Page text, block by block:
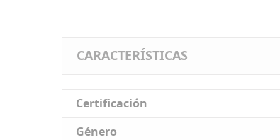
CARACTERÍSTICAS
Certificación
Género